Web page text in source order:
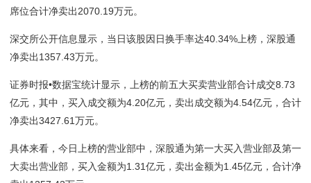
席位合计净卖出2070.19万元。
深交所公开信息显示，当日该股因日换手率达40.34%上榜，深股通
净卖出1357.43万元。
证券时报•数据宝统计显示，上榜的前五大买卖营业部合计成交8.73
亿元，其中，买入成交额为4.20亿元，卖出成交额为4.54亿元，合计
净卖出3427.61万元。
具体来看，今日上榜的营业部中，深股通为第一大买入营业部及第一
大卖出营业部，买入金额为1.31亿元，卖出金额为1.45亿元，合计净